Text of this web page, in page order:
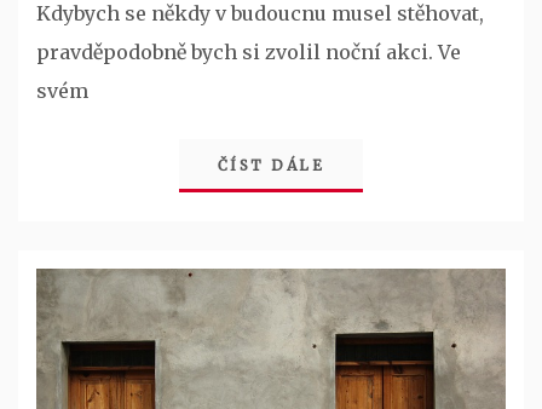
Kdybych se někdy v budoucnu musel stěhovat,
pravděpodobně bych si zvolil noční akci. Ve
svém
ČÍST DÁLE